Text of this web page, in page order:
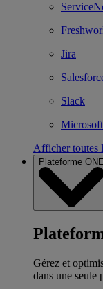
Jira
Slack
Afficher toutes
Plateforme ONE
Gérez et
dans une seule